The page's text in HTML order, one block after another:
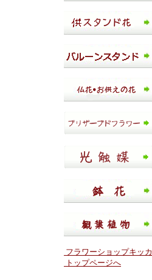
フラワーショップキッカ
トップページへ